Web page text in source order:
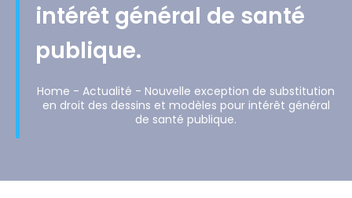
intérêt général de santé
publique.
Home - Actualité - Nouvelle exception de substitution
en droit des dessins et modèles pour intérêt général
de santé publique.